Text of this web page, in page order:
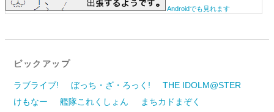
Androidでも見れます
ピックアップ
ラブライブ! ぼっち・ざ・ろっく!
THE IDOLM@STER
けもなー
艦隊これくしょん
まちカドまぞく